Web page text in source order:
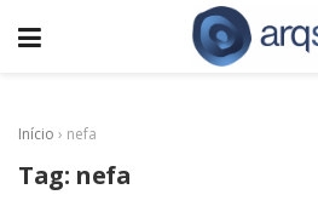
Início › nefa
Tag: nefa